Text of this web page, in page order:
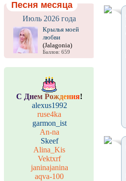
Песня месяца
Июль 2026 года
Крылья моей
любви
(Jalagonia)
Баллов: 659
С Днем Рождения!
alexus1992
ruse4ka
garmon_ist
An-na
Skeef
Alina_Kis
Vektxrf
janinajanina
aqva-100